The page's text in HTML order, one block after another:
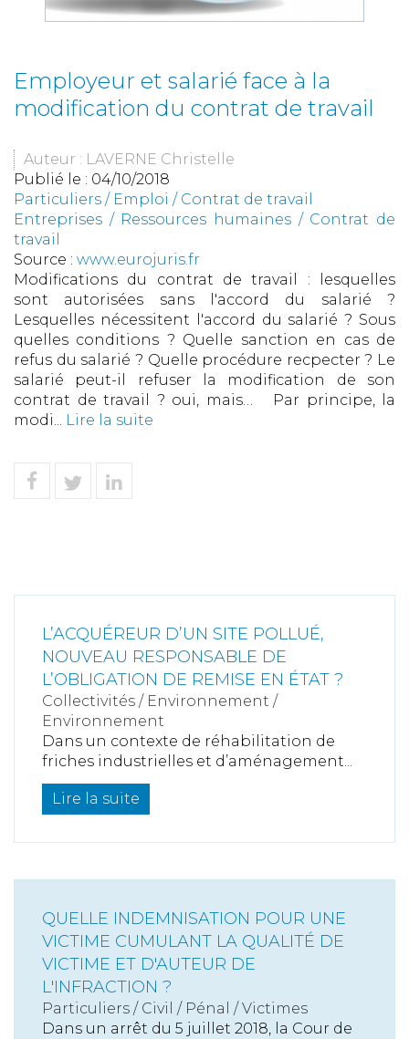
Employeur et salarié face à la
modification du contrat de travail
Auteur : LAVERNE Christelle
Publié le : 04/10/2018
Particuliers / Emploi / Contrat de travail
Entreprises / Ressources humaines / Contrat de
travail
Source : www.eurojuris.fr
Modifications du contrat de travail : lesquelles
sont autorisées sans l'accord du salarié ?
Lesquelles nécessitent l'accord du salarié ? Sous
quelles conditions ? Quelle sanction en cas de
refus du salarié ? Quelle procédure recpecter ? Le
salarié peut-il refuser la modification de son
contrat de travail ? oui, mais… Par principe, la
modi... Lire la suite
L’ACQUÉREUR D’UN SITE POLLUÉ,
NOUVEAU RESPONSABLE DE
L’OBLIGATION DE REMISE EN ÉTAT ?
Collectivités / Environnement /
Environnement
Dans un contexte de réhabilitation de
friches industrielles et d’aménagement...
Lire la suite
QUELLE INDEMNISATION POUR UNE
VICTIME CUMULANT LA QUALITÉ DE
VICTIME ET D'AUTEUR DE
L'INFRACTION ?
Particuliers / Civil / Pénal / Victimes
Dans un arrêt du 5 juillet 2018, la Cour de